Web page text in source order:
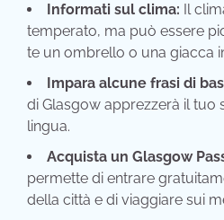
Informati sul clima: Il
temperato, ma può essere
te un ombrello o una giacca
Impara alcune frasi di
di Glasgow apprezzerà il tuo
lingua.
Acquista un Glasgow
permette di entrare
della città e di viaggiare sui